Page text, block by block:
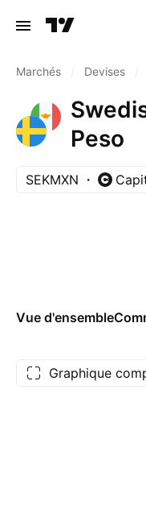
Marchés Devises
Peso
SEKMXN
Vue d'ensemble
Graphique